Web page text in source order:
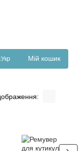
Укр Мій кошик